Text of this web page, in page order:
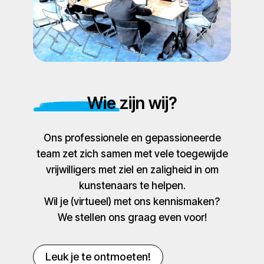
Wie zijn wij?
Ons professionele en gepassioneerde
team zet zich samen met vele toegewijde
vrijwilligers met ziel en zaligheid in om
kunstenaars te helpen.
Wil je (virtueel) met ons kennismaken?
We stellen ons graag even voor!
Leuk je te ontmoeten!